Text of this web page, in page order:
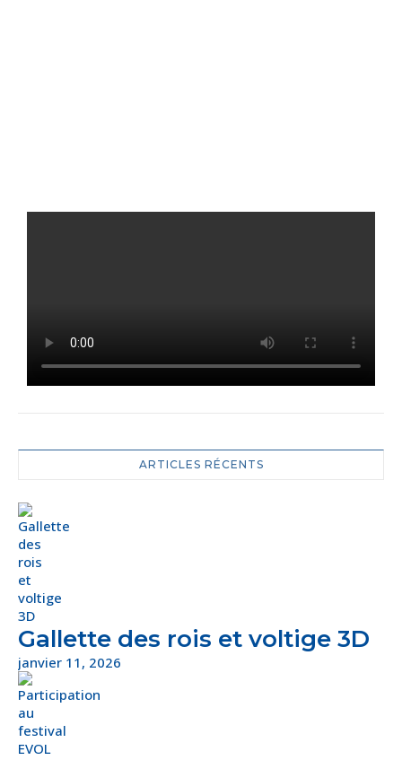
ARTICLES RÉCENTS
Gallette des rois et voltige 3D
janvier 11, 2026